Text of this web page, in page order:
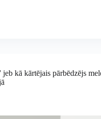
jeb kā kārtējais pārbēdzējs